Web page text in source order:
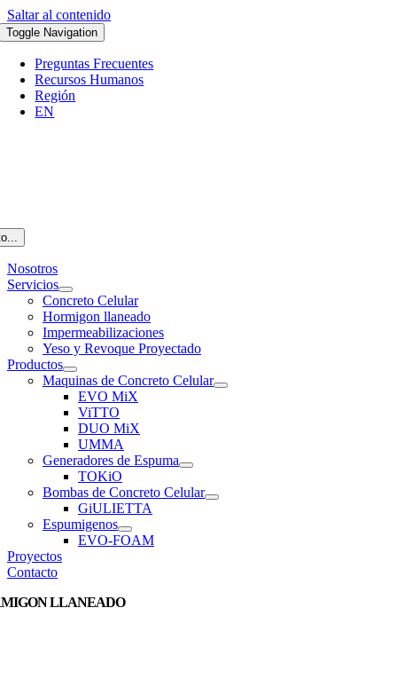
Saltar al contenido
Toggle Navigation
Preguntas Frecuentes
Recursos Humanos
Región
EN
Nosotros
Servicios
Concreto Celular
Hormigon llaneado
Impermeabilizaciones
Yeso y Revoque Proyectado
Productos
Maquinas de Concreto Celular
EVO MiX
ViTTO
DUO MiX
UMMA
Generadores de Espuma
TOKiO
Bombas de Concreto Celular
GiULIETTA
Espumigenos
EVO-FOAM
Proyectos
Contacto
LLANEADO